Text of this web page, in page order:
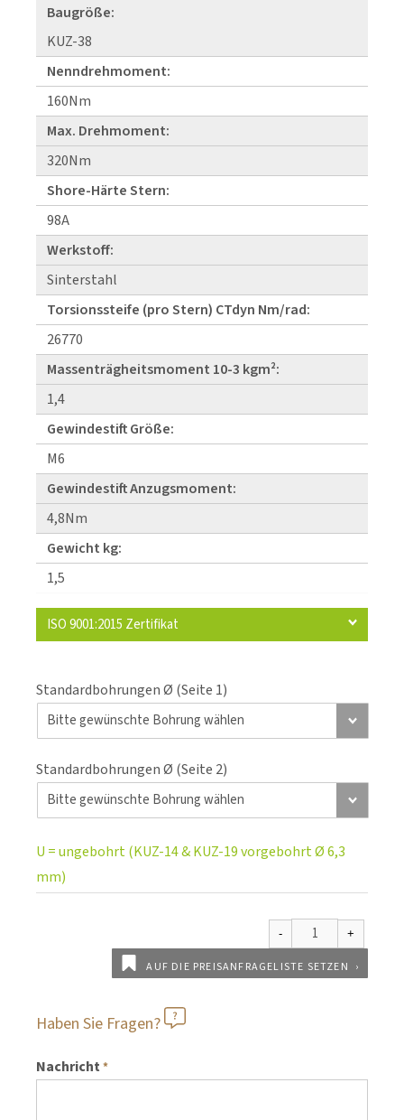
Baugröße:
KUZ-38
Nenndrehmoment:
160Nm
Max. Drehmoment:
320Nm
Shore-Härte Stern:
98A
Werkstoff:
Sinterstahl
Torsionssteife (pro Stern) CTdyn Nm/rad:
26770
Massenträgheitsmoment 10-3 kgm²:
1,4
Gewindestift Größe:
M6
Gewindestift Anzugsmoment:
4,8Nm
Gewicht kg:
1,5
ISO 9001:2015 Zertifikat
Standardbohrungen Ø (Seite 1)
Standardbohrungen Ø (Seite 2)
U = ungebohrt (KUZ-14 & KUZ-19 vorgebohrt Ø 6,3
mm)
AUF DIE PREISANFRAGELISTE SETZEN
Haben Sie Fragen?
Nachricht*